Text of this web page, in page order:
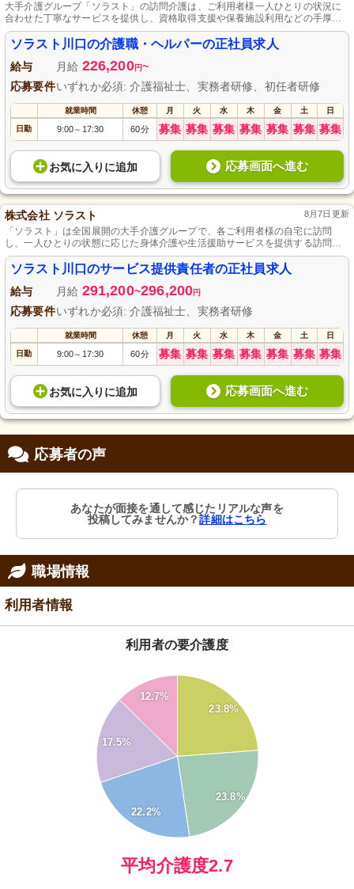
大手介護グループ「ソラスト」の訪問介護は、ご利用者様一人ひとりの状況に
合わせた丁寧なサービスを提供し、資格取得支援や保養施設利用などの手厚い
待遇を備えています。社会保険や団体割引の各種保険完備で安心、人のために
尽力し、専門知識の習得を求める方を大歓迎いたします。
ソラスト川口の介護職・ヘルパーの正社員求人
給与 月給 226,200円~
応募要件いずれか必須: 介護福祉士、実務者研修、初任者研修
就業時間 休憩 月 火 水 木 金 土 日
日勤 9:00～ 17:30 60分 募集 募集 募集 募集 募集 募集 募集
お気に入り に追加 応募画面へ進む
株式会社 ソラスト 8月7日更新
「ソラスト」は全国展開の大手介護グループで、各ご利用者様の自宅に訪問
し、一人ひとりの状態に応じた身体介護や生活援助サービスを提供する訪問介
護業です。資格取得のバックアップや保養施設利用など、働くスタッフの手厚
い待遇や保険制度も整っており、専門知識や技術を習得しながら人のためにな
るお仕事に取り組めます。
ソラスト川口のサービス提供責任者の正社員求人
給与 月給 291,200~296,200円
応募要件いずれか必須: 介護福祉士、実務者研修
就業時間 休憩 月 火 水 木 金 土 日
日勤 9:00～ 17:30 60分 募集 募集 募集 募集 募集 募集 募集
お気に入り に追加 応募画面へ進む
応募者の声
あなたが面接を通して感じたリアルな声を
投稿してみませんか？詳細はこちら
職場情報
利用者情報
利用者の要介護度
23.8%
23.8%
22.2%
17.5%
12.7%
0
平均介護度2.7